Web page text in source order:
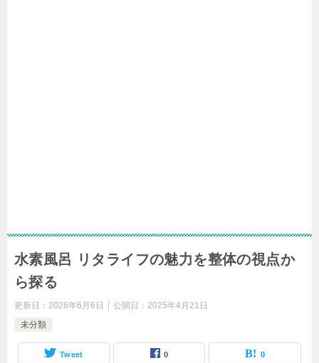
水素風呂 リタライフの魅力を整体の視点か
ら探る
更新日： 2026年6月6日 公開日： 2025年4月21日
未分類
Tweet 0 0